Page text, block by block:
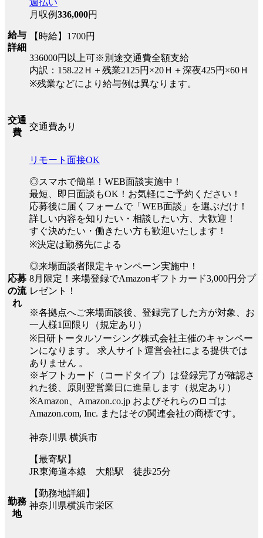
給与
詳細
月収例336,000円
【時給】1700円
336000円以上可※別途交通費全額支給
内訳：158.22Ｈ＋残業2125円×20Ｈ＋深夜425円×60Ｈ
※残業などにより給与例は異なります。
交通
費
交通費あり
応募
の流
れ
リモート面接OK
◎スマホで簡単！WEB面談実施中！
最短、即日面談もOK！お気軽にご予約ください！
応募後に届くフォームで「WEB面談」を選ぶだけ！
詳しい内容を知りたい・相談したい方、大歓迎！
すぐ決めたい・働きたい方も歓迎いたします！
※決定は勤務先による
◎来場面談者限定キャンペーン実施中！
8月限定！来場登録でAmazonギフトカード3,000円分プ
レゼント！
※各拠点へご来場面談後、登録完了した方が対象、お
一人様1回限り（規定あり）
※日研トータルソーシング株式会社主催のキャンペー
ンになります。 求人サイト運営会社による提供では
ありません 。
※ギフトカード（コードタイプ）は登録完了が確認さ
れた後、原則翌営業日に進呈します（規定あり）
※Amazon、Amazon.co.jp およびそれらのロゴは
Amazon.com, Inc. またはその関連会社の商標です。
勤務
地
神奈川県 横浜市
【最寄駅】
JR東海道本線 大船駅 徒歩25分
【勤務地詳細】
神奈川県横浜市栄区